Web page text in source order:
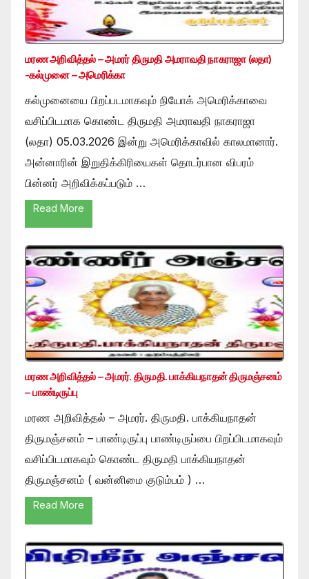
மரண அறிவித்தல் – அமரர் திருமதி அமராவதி நாகராஜா (லதா)
-கல்முனை – அமெரிக்கா
கல்முனையை பிறப்படமாகவும் நியோக் அமெரிக்காவை
வசிப்பிடமாக கொண்ட திருமதி அமராவதி நாகராஜா
(லதா) 05.03.2026 இன்று அமெரிக்காவில் காலமானார்.
அன்னாரின் இறுதிக்கிரியைகள் தொடர்பான விபரம்
பின்னர் அறிவிக்கப்படும் …
Read More
மரண அறிவித்தல் – அமரர். திருமதி. பாக்கியநாதன் திருமஞ்சனம்
– பாண்டிருப்பு
மரண அறிவித்தல் – அமரர். திருமதி. பாக்கியநாதன்
திருமஞ்சனம் – பாண்டிருப்பு பாண்டிருப்பை பிறப்பிடமாகவும்
வசிப்பிடமாகவும் கொண்ட திருமதி பாக்கியநாதன்
திருமஞ்சனம் ( வன்னிமை குடும்பம் ) …
Read More